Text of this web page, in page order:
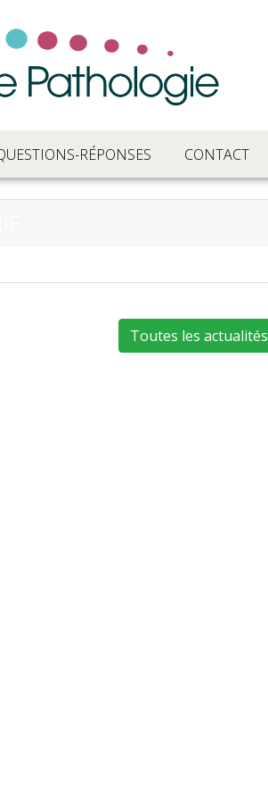
RÉPONSES CONTACT
Toutes les actualités